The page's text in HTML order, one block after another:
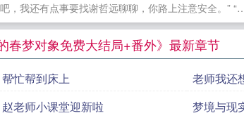
方法 骆夏段林被哥哥看上了怎么办免费
说主角骆夏段林全文无删减 被哥哥看上
费大结局+番外 小说主角陈天泽楚薇全文
趣阁无弹窗
假千金反杀之路莫虞方舟笔
，我还有点事要找谢哲远聊聊，你路上注意安全。”
春梦对象免费大结局+番外》最新章节
帮忙帮到床上 老师我还
赵老师小课堂迎新啦 梦境与现